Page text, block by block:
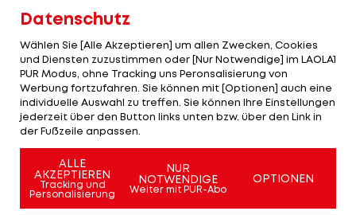
erfolgreich. Im Mittelpunkt steht aber der
emotionale Abschied von Helge Payer. Der Goalie,
der die Grün-Weißen nach 21-jähriger
Vereinszugehörigkeit verlässt, spielt acht Minuten
und verabschiedet sich anschließend mit einer
Ehrenrunde vom Publikum. Erzrivale Austria Wien
und 1860 München trennen sich 0:0.
Mehr zum Thema
Datenschutz
Wählen Sie [Alle Akzeptieren] um allen Zwecken, Cookies
und Diensten zuzustimmen oder [Nur Notwendige] im LAOLA1
PUR Modus, ohne Tracking uns Peronsalisierung von
Werbung fortzufahren. Sie können mit [Optionen] auch eine
individuelle Auswahl zu treffen. Sie können Ihre Einstellungen
jederzeit über den Button links unten bzw. über den Link in
der Fußzeile anpassen.
ALLE
AKZEPTIEREN
Tracking und
Personalisierung
NUR
NOTWENDIGE
Weiter mit PUR-Abo
OPTIONEN